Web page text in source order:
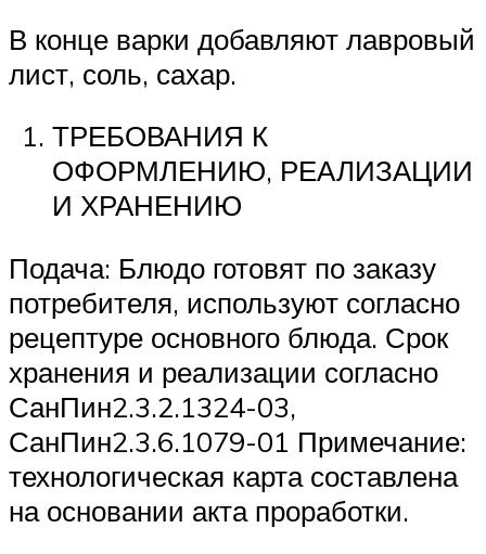
В конце варки добавляют лавровый
лист, соль, сахар.
ТРЕБОВАНИЯ К
ОФОРМЛЕНИЮ, РЕАЛИЗАЦИИ
И ХРАНЕНИЮ
Подача: Блюдо готовят по заказу
потребителя, используют согласно
рецептуре основного блюда. Срок
хранения и реализации согласно
СанПин2.3.2.1324-03,
СанПин2.3.6.1079-01 Примечание:
технологическая карта составлена
на основании акта проработки.